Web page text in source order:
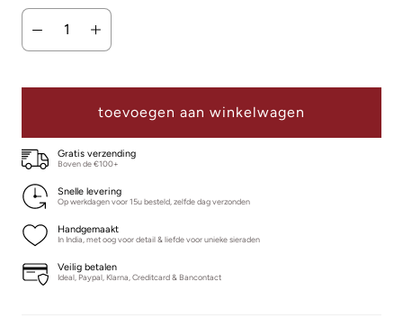
toevoegen aan winkelwagen
Gratis verzending
Boven de €100+
Snelle levering
Op werkdagen voor 15u besteld, zelfde dag verzonden
Handgemaakt
In India, met oog voor detail & liefde voor unieke sieraden
Veilig betalen
Ideal, Paypal, Klarna, Creditcard & Bancontact